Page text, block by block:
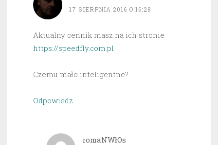
17 SIERPNIA 2016 O 16:28
Aktualny cennik masz na ich stronie
https://speedfly.com.pl
Czemu mało inteligentne?
Odpowiedz
romaNWłOs